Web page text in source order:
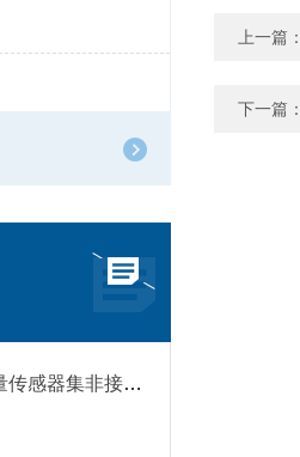
云境天合超声波雪量传感器集非接触式测量、抗干扰与一站式服务于一体
上一篇
下一篇